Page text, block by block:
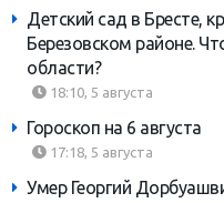
Детский сад в Бресте,
Березовском районе.
области?
18:10, 5 августа
Гороскоп на 6 августа
17:18, 5 августа
Умер Георгий